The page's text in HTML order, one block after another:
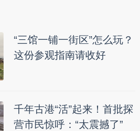
“三馆一铺一街区”怎么玩？
这份参观指南请收好
千年古港“活”起来！首批探
营市民惊呼：“太震撼了”